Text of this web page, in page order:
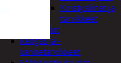
Kiristysliinat ja
tarvikkeet
Valot
Rengas ja -
vannetarvikkeet